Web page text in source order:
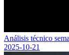
Análisis técnico
2025-10-21